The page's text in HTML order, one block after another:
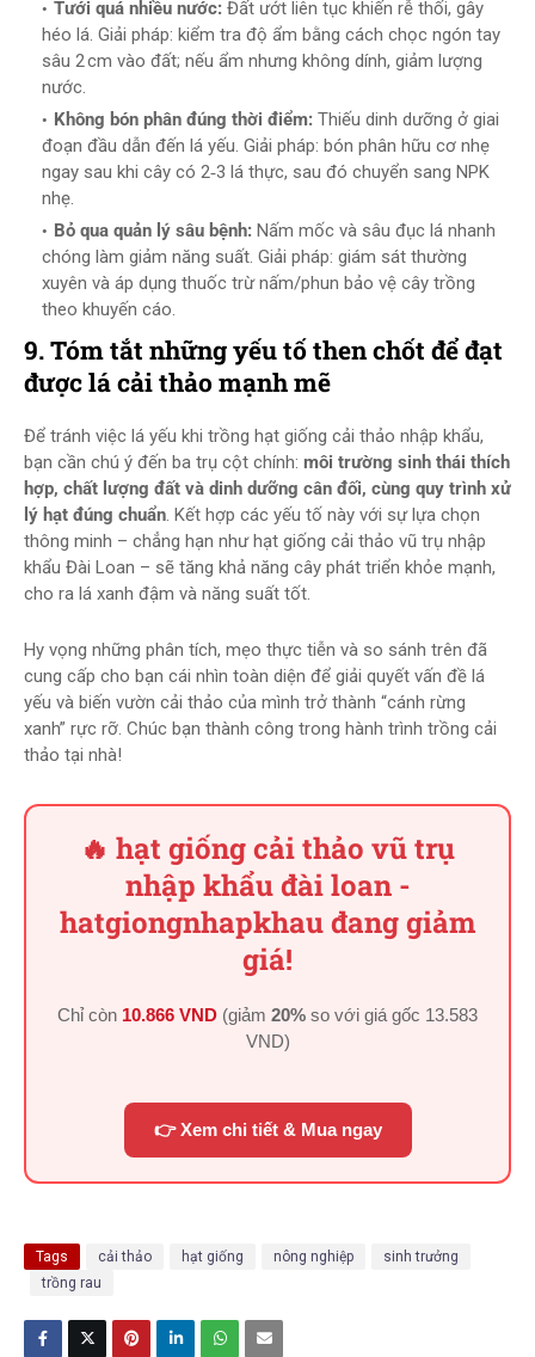
Tưới quá nhiều nước: Đất ướt liên tục khiến rễ thối, gây
héo lá. Giải pháp: kiểm tra độ ẩm bằng cách chọc ngón tay
sâu 2 cm vào đất; nếu ẩm nhưng không dính, giảm lượng
nước.
Không bón phân đúng thời điểm: Thiếu dinh dưỡng ở giai
đoạn đầu dẫn đến lá yếu. Giải pháp: bón phân hữu cơ nhẹ
ngay sau khi cây có 2‑3 lá thực, sau đó chuyển sang NPK
nhẹ.
Bỏ qua quản lý sâu bệnh: Nấm mốc và sâu đục lá nhanh
chóng làm giảm năng suất. Giải pháp: giám sát thường
xuyên và áp dụng thuốc trừ nấm/phun bảo vệ cây trồng
theo khuyến cáo.
9. Tóm tắt những yếu tố then chốt để đạt
được lá cải thảo mạnh mẽ
Để tránh việc lá yếu khi trồng hạt giống cải thảo nhập khẩu,
bạn cần chú ý đến ba trụ cột chính: môi trường sinh thái thích
hợp, chất lượng đất và dinh dưỡng cân đối, cùng quy trình xử
lý hạt đúng chuẩn. Kết hợp các yếu tố này với sự lựa chọn
thông minh – chẳng hạn như hạt giống cải thảo vũ trụ nhập
khẩu Đài Loan – sẽ tăng khả năng cây phát triển khỏe mạnh,
cho ra lá xanh đậm và năng suất tốt.
Hy vọng những phân tích, mẹo thực tiễn và so sánh trên đã
cung cấp cho bạn cái nhìn toàn diện để giải quyết vấn đề lá
yếu và biến vườn cải thảo của mình trở thành “cánh rừng
xanh” rực rỡ. Chúc bạn thành công trong hành trình trồng cải
thảo tại nhà!
🔥 hạt giống cải thảo vũ trụ
nhập khẩu đài loan -
hatgiongnhapkhau đang giảm
giá!
Chỉ còn 10.866 VND (giảm 20% so với giá gốc 13.583
VND)
👉 Xem chi tiết & Mua ngay
Tags cải thảo hạt giống nông nghiệp
sinh trưởng
trồng rau